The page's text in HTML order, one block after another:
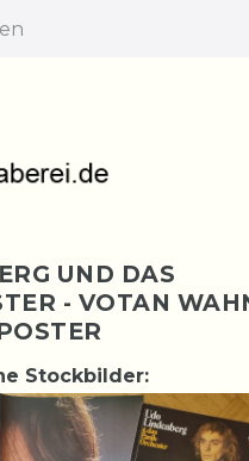
UND DAS
- VOTAN
Stockbilder: